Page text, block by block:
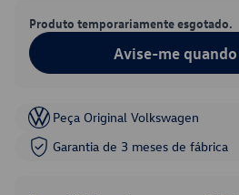
Produto temporariamente esgotado.
Avise-me
Peça Original Volkswagen
Garantia de 3 meses de fábrica